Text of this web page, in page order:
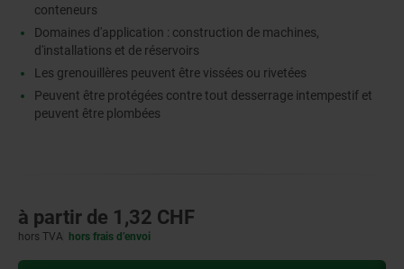
conteneurs
Domaines d'application : construction de machines,
d'installations et de réservoirs
Les grenouillères peuvent être vissées ou rivetées
Peuvent être protégées contre tout desserrage intempestif et
peuvent être plombées
à partir de 1,32 CHF
hors TVA hors frais d’envoi